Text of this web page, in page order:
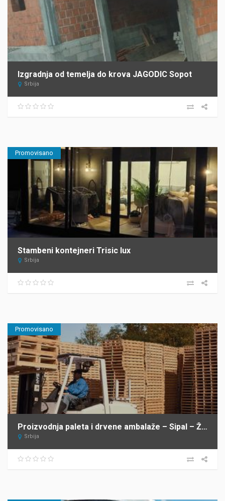
Izgradnja od temelja do krova JAGODIC Sopot
Srbija
Promovisano
Stambeni kontejneri Trisic lux
Srbija
Promovisano
Proizvodnja paleta i drvene ambalaže – Sipal – Žabalj
Srbija